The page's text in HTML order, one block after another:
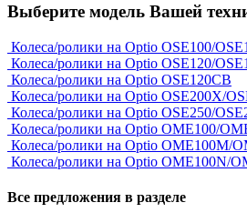
Выберите модель Вашей
Колеса/ролики на Optio OSE100/
Колеса/ролики на Optio OSE120/
Колеса/ролики на Optio OSE120CB
Колеса/ролики на Optio OSE200X/
Колеса/ролики на Optio OSE250/
Колеса/ролики на Optio OME100/
Колеса/ролики на Optio OME100M/
Колеса/ролики на Optio OME100N/
Все предложения в разделе